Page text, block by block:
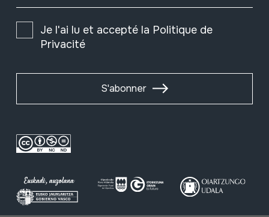
Je l'ai lu et accepté la Politique de
Privacité
S'abonner